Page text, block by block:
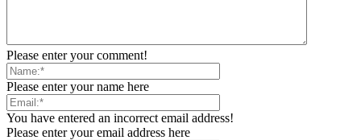
Please enter your comment!
Please enter your name here
You have entered an incorrect email address!
Please enter your email address here